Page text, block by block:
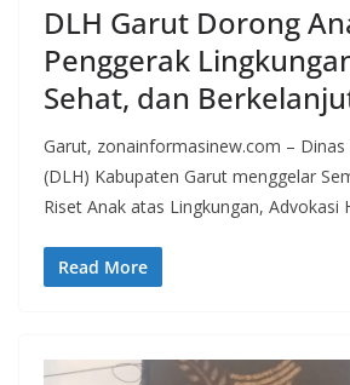
DLH Garut Dorong
Penggerak
Sehat, dan
Garut, zonainformasinew.com – Dinas
(DLH) Kabupaten Garut menggelar
Riset Anak atas Lingkungan, Advokasi
Read More